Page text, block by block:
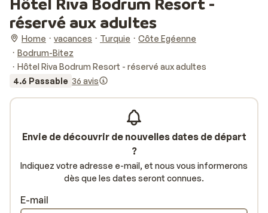
réservé aux adultes
Home vacances Turquie
Côte Egéenne
Bodrum-Bitez
Hôtel Riva Bodrum Resort - réservé aux adultes
4.6 Passable 36 avis
Envie de découvrir de nouvelles dates de départ
?
Indiquez votre adresse e-mail, et nous vous informerons
dès que les dates seront connues.
E-mail